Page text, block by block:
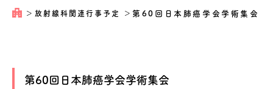
＞ 放射線科関連行事予定 ＞ 第60回日本肺癌学会学術集会
第60回日本肺癌学会学術集会